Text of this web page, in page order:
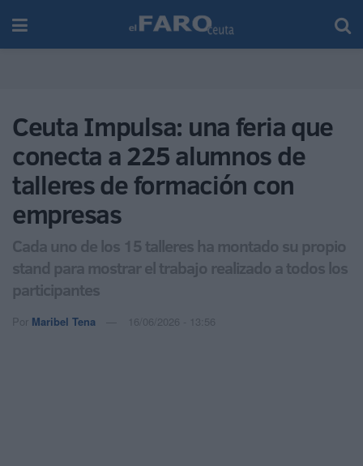
Ceuta Impulsa: una feria que
conecta a 225 alumnos de
talleres de formación con
empresas
Cada uno de los 15 talleres ha montado su propio
stand para mostrar el trabajo realizado a todos los
participantes
Por Maribel Tena 16/06/2026 - 13:56